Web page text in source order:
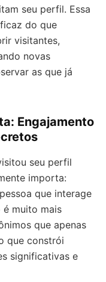
seu perfil. Essa
do que
visitantes,
novas
as que já
Engajamento
seu perfil
importa:
que interage
é muito mais
que apenas
que constrói
significativas e